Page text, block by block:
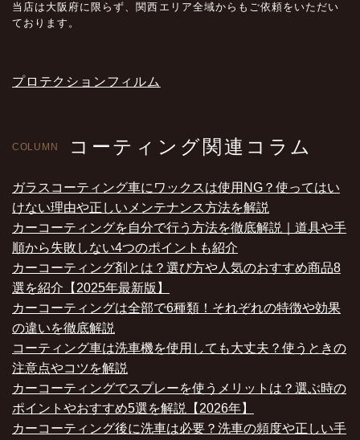
当店は大阪府に限らず、関西エリア全域からもご依頼をいただい
ております。
プロテクションフィルム
COLUMN コーティング関連コラム
ガラスコーティング車にワックスは使用NG？使ってはい
けない理由や正しいメンテナンス方法を解説
カーコーティングを自分で行う方法を徹底解説｜道具や手
順から失敗しない4つのポイントも紹介
カーコーティング剤とは？選び方や人気のおすすめ商品8
選を紹介【2025年最新版】
カーコーティングは全部で6種類！それぞれの特徴や効果
の違いを徹底解説
コーティング車は洗車機を使用しても大丈夫？使うときの
注意点やコツを解説
カーコーティングでスプレーを使うメリットは？選ぶ時の
ポイントやおすすめ5選を解説【2026年】
カーコーティング後に洗車は必要？洗車の頻度や正しい手